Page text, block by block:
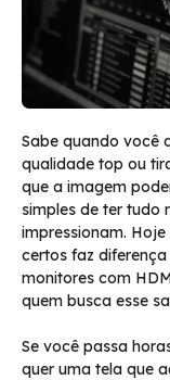
Sabe quando você
qualidade top ou
que a imagem
simples de ter tudo
impressionam.
certos faz
monitores com
quem busca esse
Se você passa
quer uma tela que